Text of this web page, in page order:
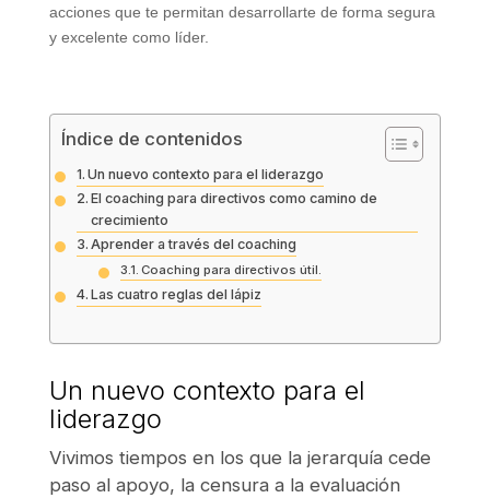
acciones que te permitan desarrollarte de forma segura
y excelente como líder.
Índice de contenidos
Un nuevo contexto para el liderazgo
El coaching para directivos como camino de
crecimiento
Aprender a través del coaching
Coaching para directivos útil.
Las cuatro reglas del lápiz
Un nuevo contexto para el
liderazgo
Vivimos tiempos en los que la jerarquía cede
paso al apoyo, la censura a la evaluación